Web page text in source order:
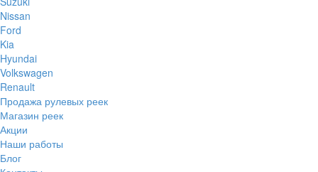
Nissan
Ford
Kia
Hyundai
Volkswagen
Renault
Продажа рулевых реек
Магазин реек
Акции
Наши работы
Блог